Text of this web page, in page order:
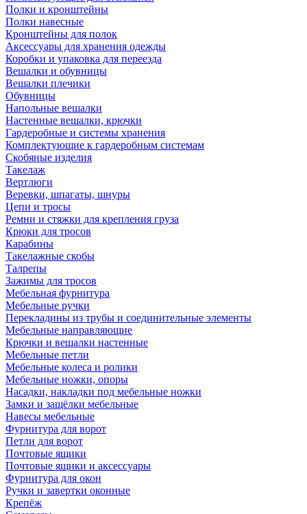
Полки и кронштейны
Полки навесные
Кронштейны для полок
Аксессуары для хранения одежды
Коробки и упаковка для переезда
Вешалки и обувницы
Вешалки плечики
Обувницы
Напольные вешалки
Настенные вешалки, крючки
Гардеробные и системы хранения
Комплектующие к гардеробным системам
Скобяные изделия
Такелаж
Вертлюги
Веревки, шпагаты, шнуры
Цепи и тросы
Ремни и стяжки для крепления груза
Крюки для тросов
Карабины
Такелажные скобы
Талрепы
Зажимы для тросов
Мебельная фурнитура
Мебельные ручки
Перекладины из трубы и соединительные элементы
Мебельные направляющие
Крючки и вешалки настенные
Мебельные петли
Мебельные колеса и ролики
Мебельные ножки, опоры
Насадки, накладки под мебельные ножки
Замки и защёлки мебельные
Навесы мебельные
Фурнитура для ворот
Петли для ворот
Почтовые ящики
Почтовые ящики и аксессуары
Фурнитура для окон
Ручки и завертки оконные
Крепёж